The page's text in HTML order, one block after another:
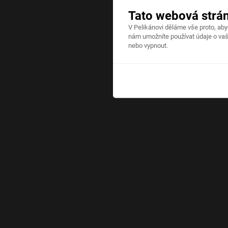
Tato webová
V Pelikánovi děláme vše proto,
nám umožníte používat údaje o
nebo vypnout.